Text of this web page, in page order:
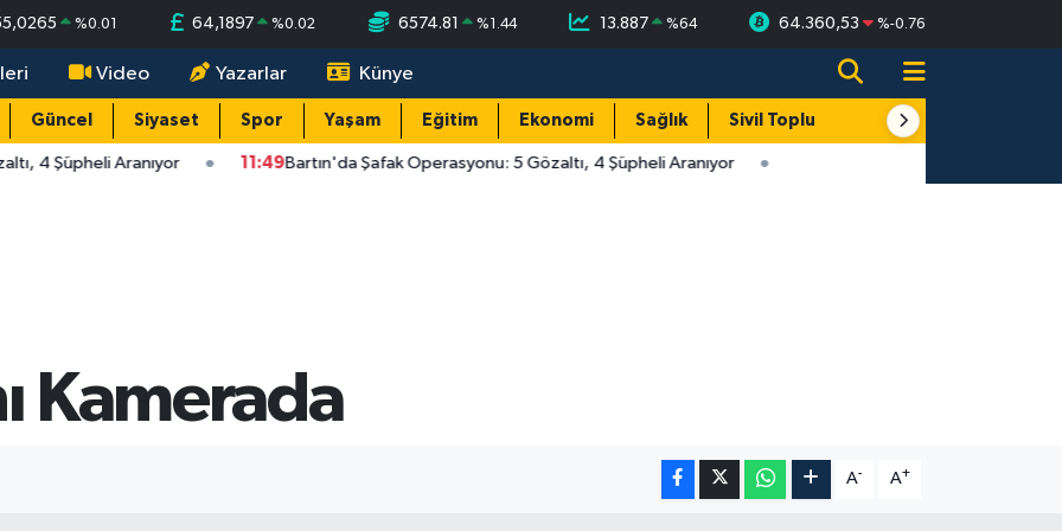
%0.01 64,1897 %0.02 6574.81 %1.44 13.887 %64 64.360,53 %-0.76
Video Yazarlar Künye
Güncel Siyaset Spor Yaşam Eğitim Ekonomi Sağlık Sivil Toplum Turizm
4 Şüpheli Aranıyor 11:49Bartın'da Şafak Operasyonu: 5 Gözaltı, 4 Şüpheli Aranıyor
Kamerada
A- A+